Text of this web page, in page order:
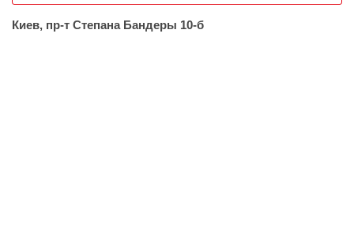
Киев, пр-т Степана Бандеры 10-б